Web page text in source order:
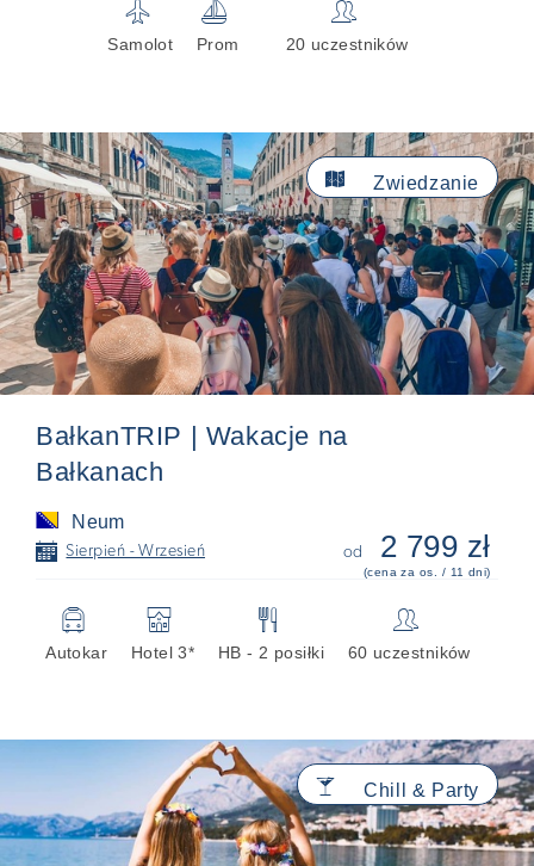
✈
Samolot
⛵
Prom
👥
20 uczestników
Zwiedzanie

BałkanTRIP | Wakacje na
Bałkanach
Neum
📅 Sierpień - Wrzesień od 2 799 zł
(cena za os. / 11 dni)
🚍
Autokar
🏨
Hotel 3*
🍴
HB - 2 posiłki
👥
60 uczestników
Chill & Party
🍸